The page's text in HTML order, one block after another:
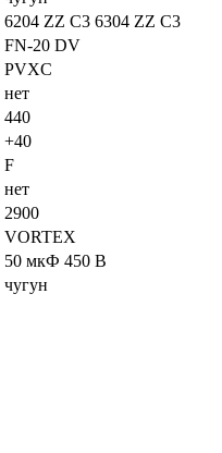
6204 ZZ С3 6304 ZZ С3
FN-20 DV
PVXC
нет
440
+40
F
нет
2900
VORTEX
50 мкФ 450 В
чугун